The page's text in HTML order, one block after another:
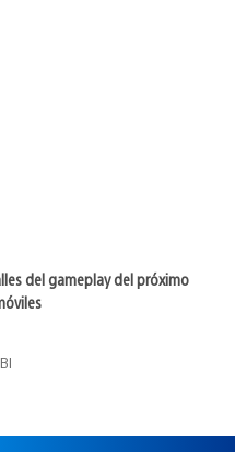
del gameplay del próximo